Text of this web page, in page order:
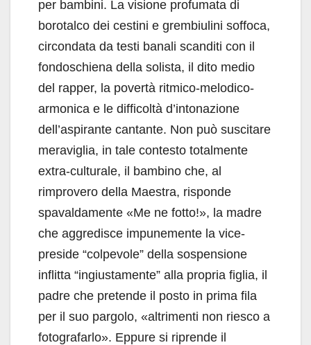
per bambini. La visione profumata di
borotalco dei cestini e grembiulini soffoca,
circondata da testi banali scanditi con il
fondoschiena della solista, il dito medio
del rapper, la povertà ritmico-melodico-
armonica e le difficoltà d’intonazione
dell’aspirante cantante. Non può suscitare
meraviglia, in tale contesto totalmente
extra-culturale, il bambino che, al
rimprovero della Maestra, risponde
spavaldamente «Me ne fotto!», la madre
che aggredisce impunemente la vice-
preside “colpevole” della sospensione
inflitta “ingiustamente” alla propria figlia, il
padre che pretende il posto in prima fila
per il suo pargolo, «altrimenti non riesco a
fotografarlo». Eppure si riprende il